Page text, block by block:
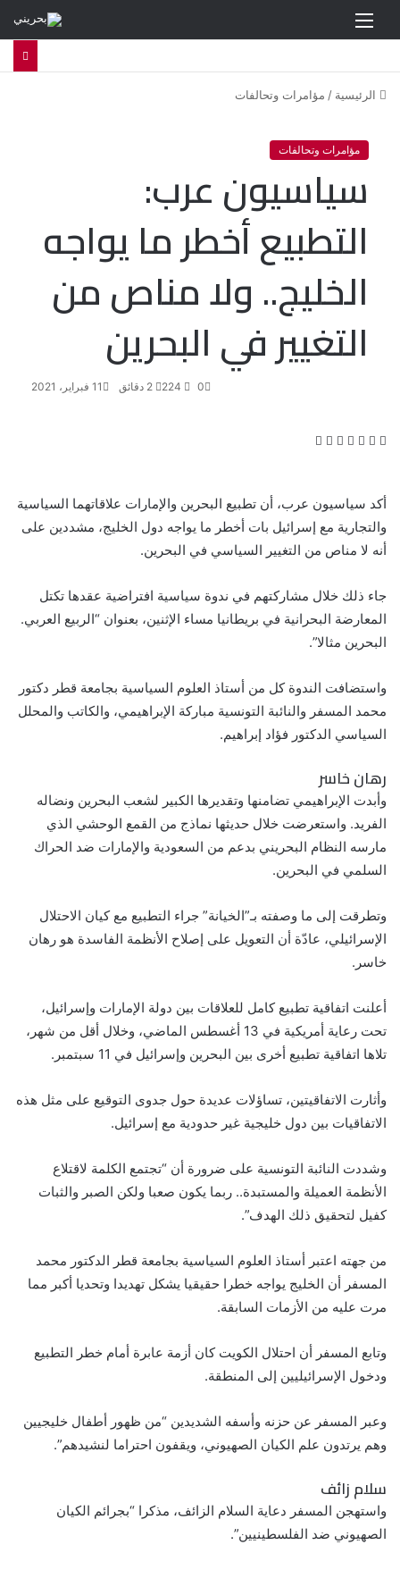
الرئيسية / مؤامرات وتحالفات
مؤامرات وتحالفات
سياسيون عرب:
التطبيع أخطر ما يواجه
الخليج.. ولا مناص من
التغيير في البحرين
11 فبراير، 2021 0
ف
ك
ت ل
إ
ن
l
r
ب
ر
ي
ت
d
i
t
ب
أكد سياسيون عرب، أن تطبيع البحرين والإمارات علاقاتهما السياسية
والتجارية مع إسرائيل بات أخطر ما يواجه دول الخليج، مشددين على
أنه لا مناص من التغيير السياسي في البحرين.
جاء ذلك خلال مشاركتهم في ندوة سياسية افتراضية عقدها تكتل
المعارضة البحرانية في بريطانيا مساء الإثنين، بعنوان “الربيع العربي.
البحرين مثالا”.
واستضافت الندوة كل من أستاذ العلوم السياسية بجامعة قطر دكتور
محمد المسفر والنائبة التونسية مباركة الإبراهيمي، والكاتب والمحلل
السياسي الدكتور فؤاد إبراهيم.
رهان خاسر
وأبدت الإبراهيمي تضامنها وتقديرها الكبير لشعب البحرين ونضاله
الفريد. واستعرضت خلال حديثها نماذج من القمع الوحشي الذي
مارسه النظام البحريني بدعم من السعودية والإمارات ضد الحراك
السلمي في البحرين.
وتطرقت إلى ما وصفته بـ”الخيانة” جراء التطبيع مع كيان الاحتلال
الإسرائيلي، عادّة أن التعويل على إصلاح الأنظمة الفاسدة هو رهان
خاسر.
أعلنت اتفاقية تطبيع كامل للعلاقات بين دولة الإمارات وإسرائيل،
تحت رعاية أمريكية في 13 أغسطس الماضي، وخلال أقل من شهر،
تلاها اتفاقية تطبيع أخرى بين البحرين وإسرائيل في 11 سبتمبر.
وأثارت الاتفاقيتين، تساؤلات عديدة حول جدوى التوقيع على مثل هذه
الاتفاقيات بين دول خليجية غير حدودية مع إسرائيل.
وشددت النائبة التونسية على ضرورة أن “تجتمع الكلمة لاقتلاع
الأنظمة العميلة والمستبدة.. ربما يكون صعبا ولكن الصبر والثبات
كفيل لتحقيق ذلك الهدف”.
من جهته اعتبر أستاذ العلوم السياسية بجامعة قطر الدكتور محمد
المسفر أن الخليج يواجه خطرا حقيقيا يشكل تهديدا وتحديا أكبر مما
مرت عليه من الأزمات السابقة.
وتابع المسفر أن احتلال الكويت كان أزمة عابرة أمام خطر التطبيع
ودخول الإسرائيليين إلى المنطقة.
وعبر المسفر عن حزنه وأسفه الشديدين “من ظهور أطفال خليجيين
وهم يرتدون علم الكيان الصهيوني، ويقفون احتراما لنشيدهم”.
سلام زائف
واستهجن المسفر دعاية السلام الزائف، مذكرا “بجرائم الكيان
الصهيوني ضد الفلسطينيين”.